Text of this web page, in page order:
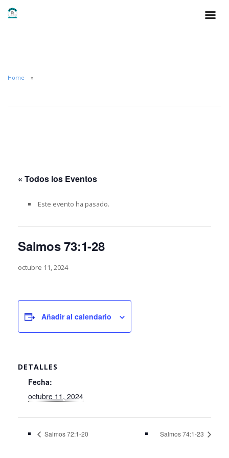
Home
« Todos los Eventos
Este evento ha pasado.
Salmos 73:1-28
octubre 11, 2024
Añadir al calendario
DETALLES
Fecha:
octubre 11, 2024
Salmos 72:1-20 Salmos 74:1-23